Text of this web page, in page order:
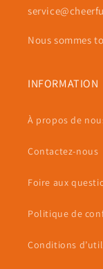
Nous sommes
INFORMATION
À propos de
Contactez-nous
Foire aux
Politique de
Conditions